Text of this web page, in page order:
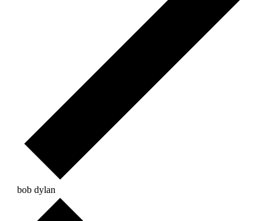
bob dylan